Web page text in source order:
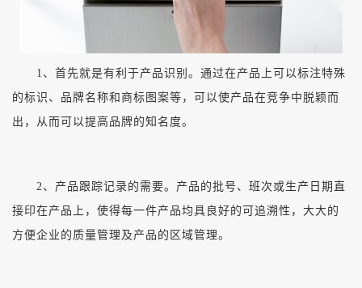
1、首先就是有利于产品识别。通过在产品上可以标注特殊
的标识、品牌名称和商标图案等，可以使产品在竞争中脱颖而
出，从而可以提高品牌的知名度。
2、产品跟踪记录的需要。产品的批号、班次或生产日期直
接印在产品上，使得每一件产品均具良好的可追溯性，大大的
方便企业的质量管理及产品的区域管理。